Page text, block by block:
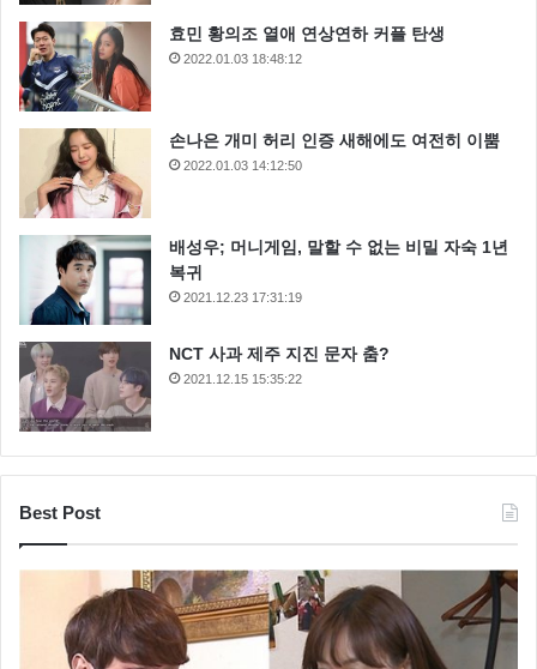
이후 2심에서 피해자가 처벌을 원치 않는다는 합의서를
내면서 1심 보다 낮은 징역 8년을 선고 받았는데요 하지
만 인분교수는 2심판결 이후 폭행 당시 자신은 그것에
없었고 폭행을 지시한 사실이 없다며 대법원에 상고를
효민 황의조 열애 연상연하 커플 탄생
2022.01.03 18:48:12
손나은 개미 허리 인증 새해에도 여전히 이뿜
2022.01.03 14:12:50
배성우; 머니게임, 말할 수 없는 비밀 자숙 1년
복귀
2021.12.23 17:31:19
NCT 사과 제주 지진 문자 춤?
2021.12.15 15:35:22
Best Post